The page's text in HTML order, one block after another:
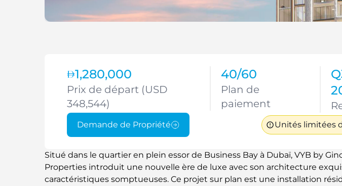
1,280,000
Prix de départ (USD
348,544)
40/60
Plan de
paiement
Demande de Propriété Unités limitées
Situé dans le quartier en plein essor de Business Bay à Dubaï, VYB by
Properties introduit une nouvelle ère de luxe avec son architecture
caractéristiques somptueuses. Ce projet sur plan est une installation